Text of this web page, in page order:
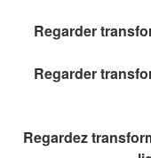
Regarder
Regarder
Regardez